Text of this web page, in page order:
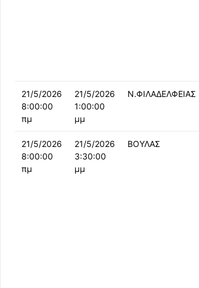
21/5/2026
8:00:00
πμ
21/5/2026
1:00:00
μμ
Ν.ΦΙΛΑΔΕΛΦΕΙΑΣ
21/5/2026
8:00:00
πμ
21/5/2026
3:30:00
μμ
ΒΟΥΛΑΣ